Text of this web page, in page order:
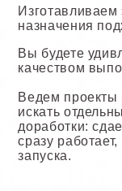
назначения
Вы будете
качеством
Ведем
искать
доработки:
сразу
запуска.